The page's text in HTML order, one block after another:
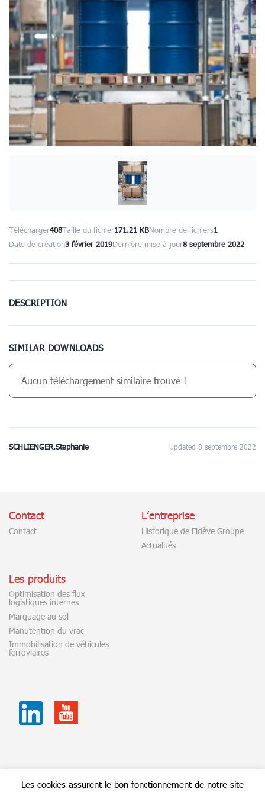
Télécharger408Taille du fichier171.21 KBNombre de fichiers1
Date de création3 février 2019Dernière mise à jour8 septembre 2022
DESCRIPTION
SIMILAR DOWNLOADS
Aucun téléchargement similaire trouvé !
SCHLIENGER.Stephanie Updated 8 septembre 2022
Contact
Contact
L’entreprise
Historique de Fidève Groupe
Actualités
Les produits
Optimisation des flux
logistiques internes
Marquage au sol
Manutention du vrac
Immobilisation de véhicules
ferroviaires
Linkedin Youtube
Manuline
Les cookies assurent le bon fonctionnement de notre site